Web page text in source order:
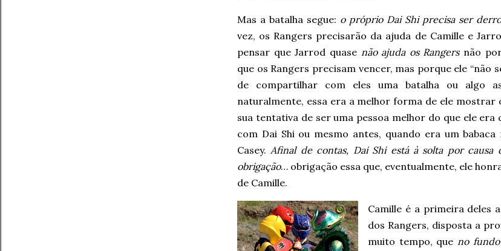
Mas a batalha segue: o próprio Dai Shi precisa ser
vez, os Rangers precisarão da ajuda de Camille e
pensar que Jarrod quase não ajuda os Rangersnão
que os Rangers precisam vencer, mas porque ele “não
de compartilhar com eles uma batalha ou algo
naturalmente, essa era a melhor forma de ele mostrar
sua tentativa de ser uma pessoa melhor do que ele era
com Dai Shi ou mesmo antes, quando era um
Casey.Afinal de contas, Dai Shi está à solta por
obrigação… obrigação essa que, eventualmente, ele
de Camille.
Camille é a primeira deles
dos Rangers, disposta a
muito tempo, queno fundo